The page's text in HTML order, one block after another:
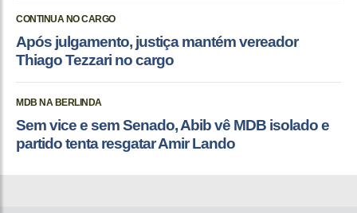
CONTINUA NO CARGO
Após julgamento, justiça mantém vereador
Thiago Tezzari no cargo
MDB NA BERLINDA
Sem vice e sem Senado, Abib vê MDB isolado e
partido tenta resgatar Amir Lando